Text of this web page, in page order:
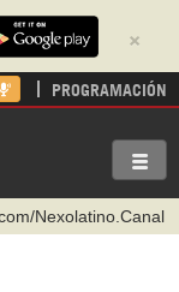
×
PROGRAMACIÓN
Nexolatino.Canal